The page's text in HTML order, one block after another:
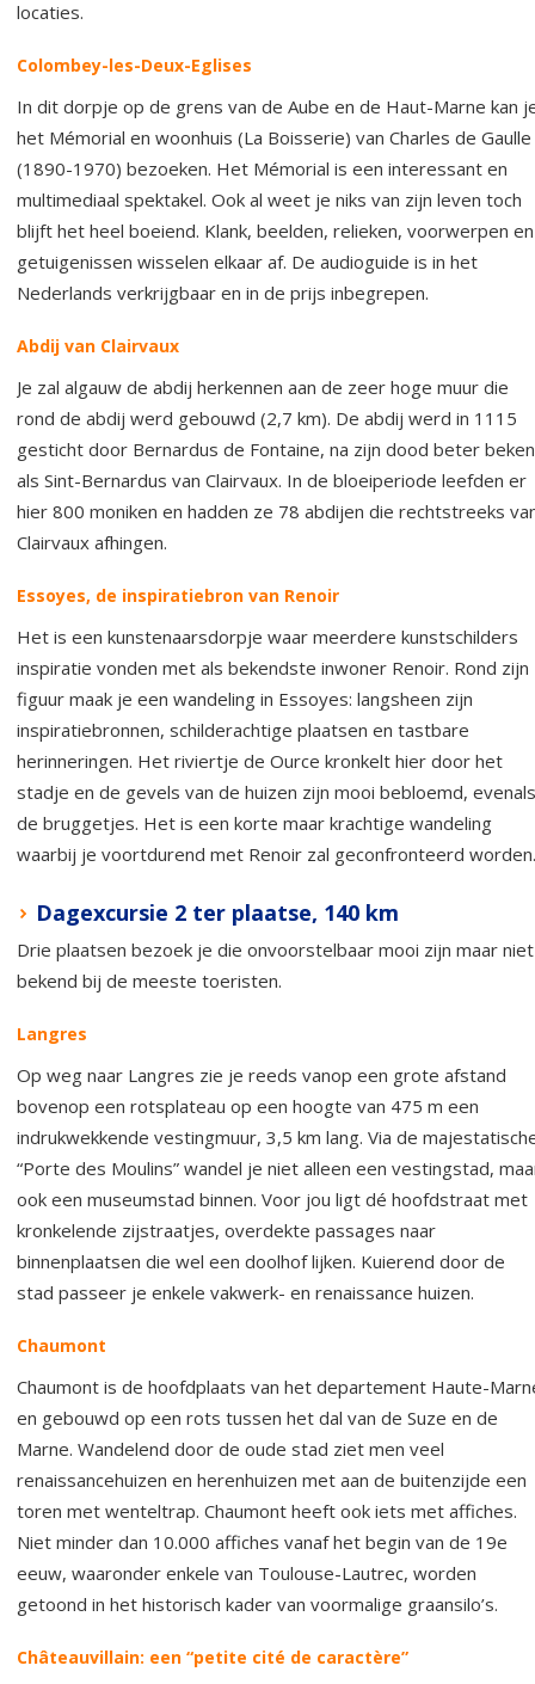
locaties.
Colombey-les-Deux-Eglises
In dit dorpje op de grens van de Aube en de Haut-Marne kan
het Mémorial en woonhuis (La Boisserie) van Charles de Gaulle
(1890-1970) bezoeken. Het Mémorial is een interessant en
multimediaal spektakel. Ook al weet je niks van zijn leven toch
blijft het heel boeiend. Klank, beelden, relieken, voorwerpen en
getuigenissen wisselen elkaar af. De audioguide is in het
Nederlands verkrijgbaar en in de prijs inbegrepen.
Abdij van Clairvaux
Je zal algauw de abdij herkennen aan de zeer hoge muur die
rond de abdij werd gebouwd (2,7 km). De abdij werd in 1115
gesticht door Bernardus de Fontaine, na zijn dood beter
als Sint-Bernardus van Clairvaux. In de bloeiperiode leefden er
hier 800 moniken en hadden ze 78 abdijen die rechtstreeks
Clairvaux afhingen.
Essoyes, de inspiratiebron van Renoir
Het is een kunstenaarsdorpje waar meerdere kunstschilders
inspiratie vonden met als bekendste inwoner Renoir. Rond zijn
figuur maak je een wandeling in Essoyes: langsheen zijn
inspiratiebronnen, schilderachtige plaatsen en tastbare
herinneringen. Het riviertje de Ource kronkelt hier door het
stadje en de gevels van de huizen zijn mooi bebloemd, evenals
de bruggetjes. Het is een korte maar krachtige wandeling
waarbij je voortdurend met Renoir zal geconfronteerd worden.
Dagexcursie 2 ter plaatse, 140 km
Drie plaatsen bezoek je die onvoorstelbaar mooi zijn maar niet
bekend bij de meeste toeristen.
Langres
Op weg naar Langres zie je reeds vanop een grote afstand
bovenop een rotsplateau op een hoogte van 475 m een
indrukwekkende vestingmuur, 3,5 km lang. Via de
“Porte des Moulins” wandel je niet alleen een vestingstad,
ook een museumstad binnen. Voor jou ligt dé hoofdstraat met
kronkelende zijstraatjes, overdekte passages naar
binnenplaatsen die wel een doolhof lijken. Kuierend door de
stad passeer je enkele vakwerk- en renaissance huizen.
Chaumont
Chaumont is de hoofdplaats van het departement Haute-
en gebouwd op een rots tussen het dal van de Suze en de
Marne. Wandelend door de oude stad ziet men veel
renaissancehuizen en herenhuizen met aan de buitenzijde een
toren met wenteltrap. Chaumont heeft ook iets met affiches.
Niet minder dan 10.000 affiches vanaf het begin van de 19e
eeuw, waaronder enkele van Toulouse-Lautrec, worden
getoond in het historisch kader van voormalige graansilo’s.
Châteauvillain: een “petite cité de caractère”